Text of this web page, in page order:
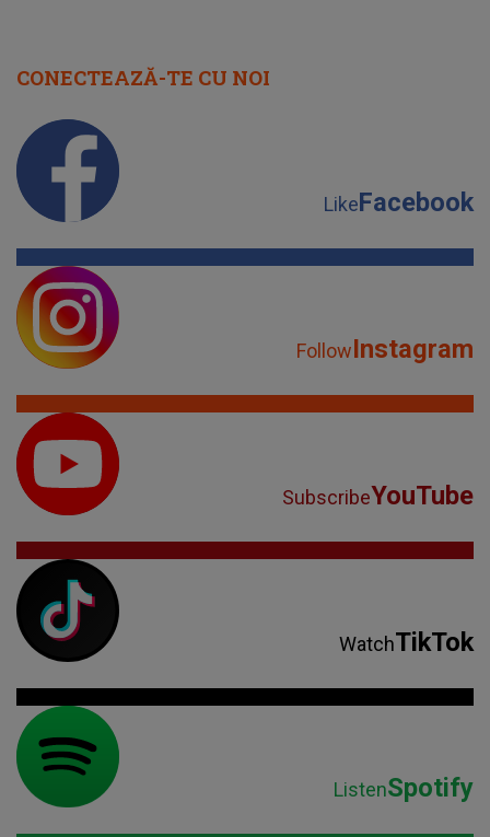
CONECTEAZĂ-TE CU NOI
LikeFacebook
FollowInstagram
SubscribeYouTube
WatchTikTok
ListenSpotify